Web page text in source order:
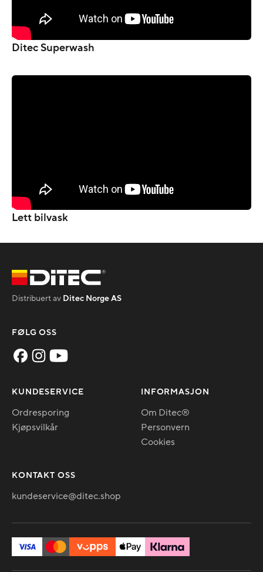
Ditec Superwash
Lett bilvask
Distribuert av Ditec Norge AS
FØLG OSS
KUNDESERVICE
Ordresporing
Kjøpsvilkår
INFORMASJON
Om Ditec®
Personvern
Cookies
KONTAKT OSS
kundeservice@ditec.shop